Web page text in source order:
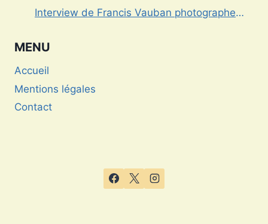
Interview de Francis Vauban photographe
MENU
Accueil
Mentions légales
Contact